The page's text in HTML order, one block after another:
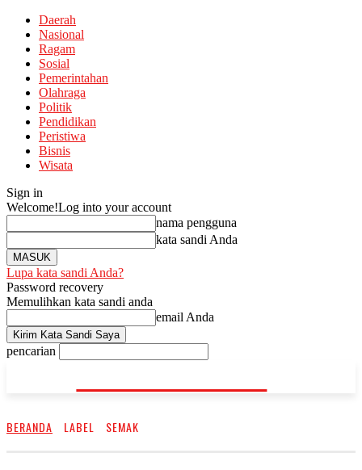
Daerah
Nasional
Ragam
Sosial
Pemerintahan
Olahraga
Politik
Pendidikan
Peristiwa
Bisnis
Wisata
Sign in
Welcome!Log into your account
nama pengguna
kata sandi Anda
Lupa kata sandi Anda?
Password recovery
Memulihkan kata sandi anda
email Anda
pencarian
KORAN-FAKTA.ID
BERANDA LABEL SEMAK